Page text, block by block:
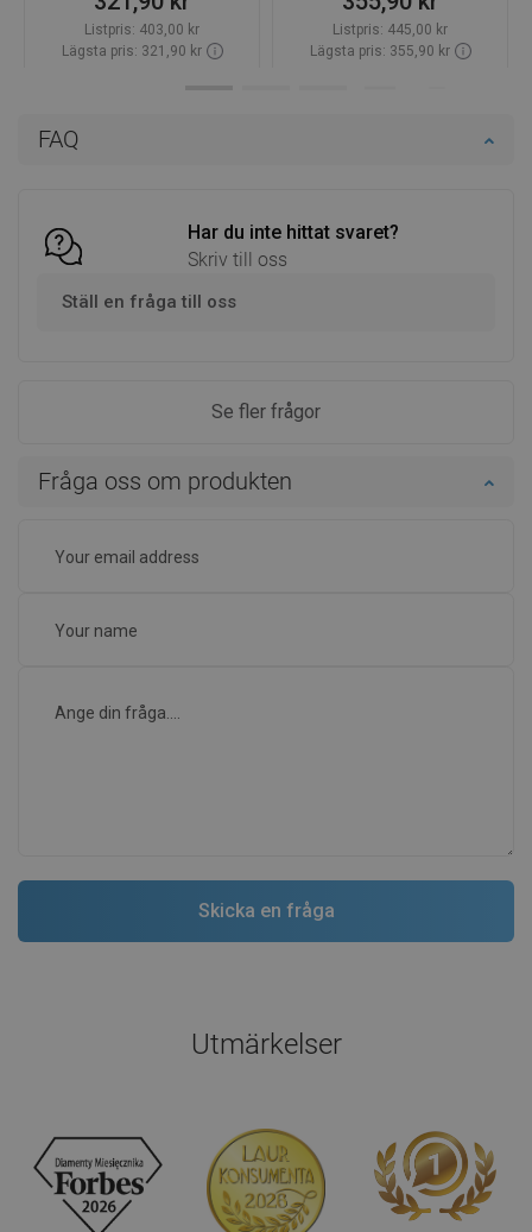
FAQ
Har du inte hittat svaret?
Skriv till oss
Ställ en fråga till oss
Se fler frågor
Fråga oss om produkten
Listpris: 403,00 kr
Lägsta pris: 321,90 kr
Listpris: 445,00 kr
Lägsta pris: 355,90 kr
Utmärkelser